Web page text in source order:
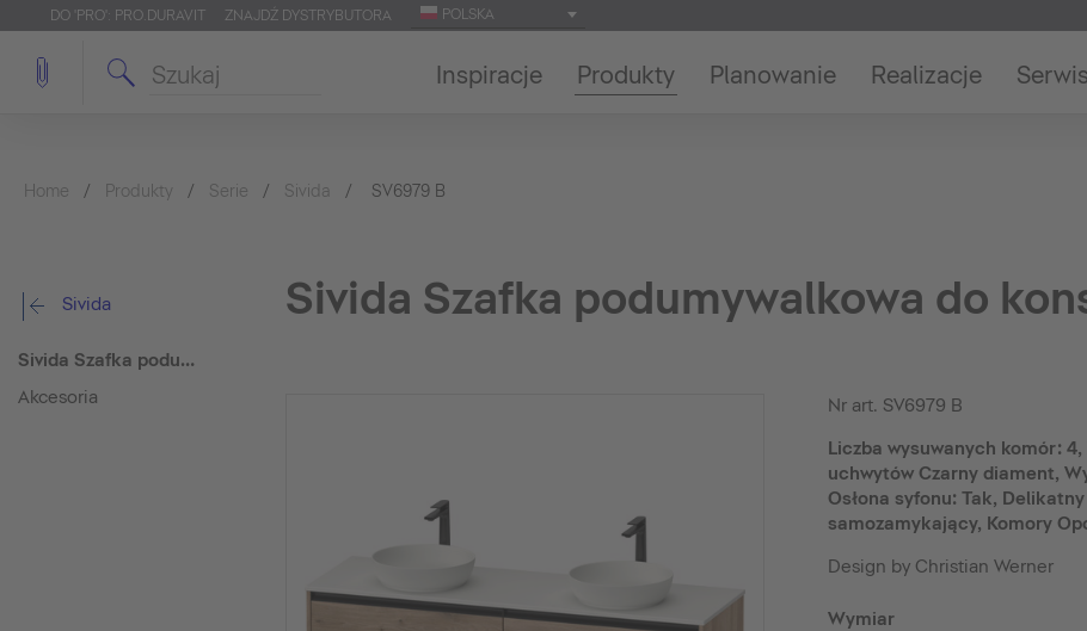
DO 'PRO': PRO.DURAVIT ZNAJDŹ DYSTRYBUTORA POLSKA
Inspiracje Produkty Planowanie Realizacje Serwis
Home Produkty Serie Sivida SV6979 B
Sivida
Sivida Szafka podumywalkowa do konsoli
Akcesoria
Sivida Szafka podumywalkowa do
Nr art. SV6979 B
Liczba wysuwanych komór:
uchwytów Czarny diament,
Osłona syfonu: Tak,
samozamykający, Komory
Design by Christian Werner
Wymiar